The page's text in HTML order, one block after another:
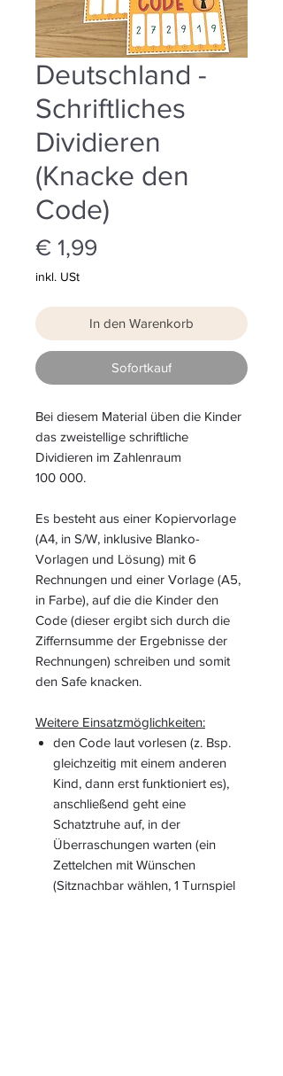
Deutschland -
Schriftliches
Dividieren
(Knacke den
Code)
€ 1,99
inkl. USt
In den Warenkorb
Sofortkauf
Bei diesem Material üben die Kinder
das zweistellige schriftliche
Dividieren im Zahlenraum
100 000.
Es besteht aus einer Kopiervorlage
(A4, in S/W, inklusive Blanko-
Vorlagen und Lösung) mit 6
Rechnungen und einer Vorlage (A5,
in Farbe), auf die die Kinder den
Code (dieser ergibt sich durch die
Ziffernsumme der Ergebnisse der
Rechnungen) schreiben und somit
den Safe knacken.
Weitere Einsatzmöglichkeiten:
den Code laut vorlesen (z. Bsp.
gleichzeitig mit einem anderen
Kind, dann erst funktioniert es),
anschließend geht eine
Schatztruhe auf, in der
Überraschungen warten (ein
Zettelchen mit Wünschen
(Sitznachbar wählen, 1 Turnspiel